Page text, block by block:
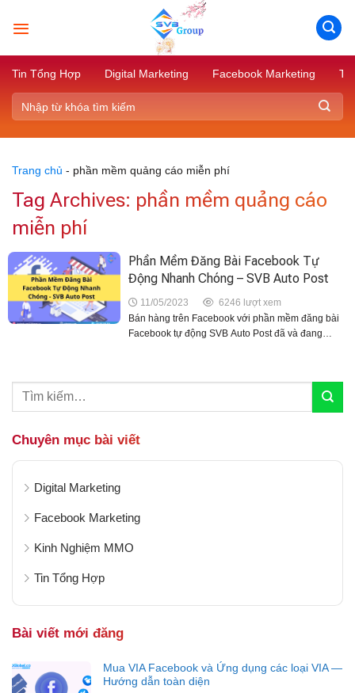
Tin Tổng Hợp Digital Marketing Facebook Marketing
Trang chủ - phần mềm quảng cáo miễn phí
Tag Archives: phần mềm quảng cáo
miễn phí
Phần Mềm Đăng Bài Facebook Tự
Động Nhanh Chóng – SVB Auto Post
11/05/2023
6246 lượt xem
Bán hàng trên Facebook với phần mềm đăng bài
Facebook tự động SVB Auto Post đã và đang
Chuyên mục bài viết
Digital Marketing
Facebook Marketing
Kinh Nghiệm MMO
Tin Tổng Hợp
Bài viết mới đăng
Mua VIA Facebook và Ứng dụng các loại VIA —
Hướng dẫn toàn diện